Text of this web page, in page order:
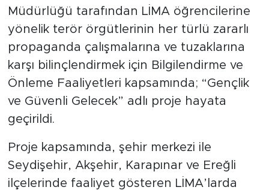
Müdürlüğü tarafından LİMA öğrencilerine
yönelik terör örgütlerinin her türlü zararlı
propaganda çalışmalarına ve tuzaklarına
karşı bilinçlendirmek için Bilgilendirme ve
Önleme Faaliyetleri kapsamında; “Gençlik
ve Güvenli Gelecek” adlı proje hayata
geçirildi.
Proje kapsamında, şehir merkezi ile
Seydişehir, Akşehir, Karapınar ve Ereğli
ilçelerinde faaliyet gösteren LİMA’larda